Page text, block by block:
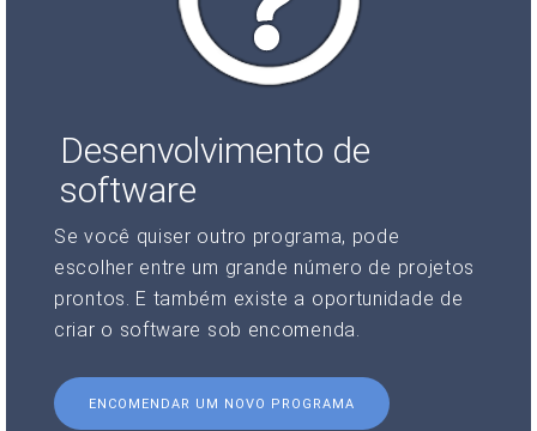
Desenvolvimento de
software
Se você quiser outro programa, pode
escolher entre um grande número de projetos
prontos. E também existe a oportunidade de
criar o software sob encomenda.
ENCOMENDAR UM NOVO PROGRAMA